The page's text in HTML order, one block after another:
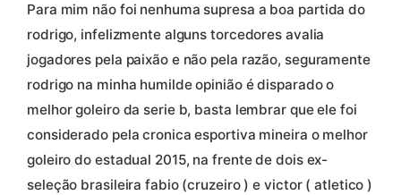
Para mim não foi nenhuma supresa a boa partida do
rodrigo, infelizmente alguns torcedores avalia
jogadores pela paixão e não pela razão, seguramente
rodrigo na minha humilde opinião é disparado o
melhor goleiro da serie b, basta lembrar que ele foi
considerado pela cronica esportiva mineira o melhor
goleiro do estadual 2015, na frente de dois ex-
seleção brasileira fabio (cruzeiro ) e victor ( atletico )